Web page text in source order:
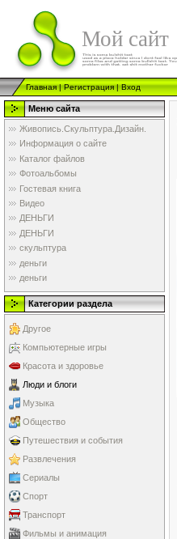
Мой сайт
Главная|Регистрация|Вход
Меню сайта
Живопись.Скульптура.Дизайн.
Информация о сайте
Каталог файлов
Фотоальбомы
Гостевая книга
Видео
ДЕНЬГИ
ДЕНЬГИ
скульптура
деньги
деньги
Категории раздела
Другое
Компьютерные игры
Красота и здоровье
Люди и блоги
Музыка
Общество
Путешествия и события
Развлечения
Сериалы
Спорт
Транспорт
Фильмы и анимация